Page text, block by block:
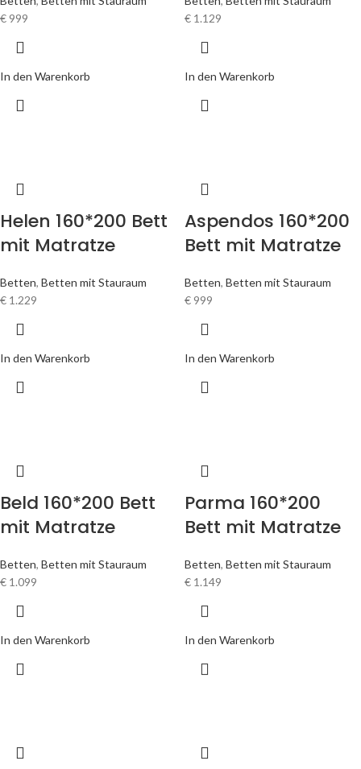
€ 999
In den Warenkorb
€ 1.129
In den Warenkorb
Helen 160*200 Bett
mit Matratze
Betten, Betten mit Stauraum
€ 1.229
In den Warenkorb
Aspendos 160*200
Bett mit Matratze
Betten, Betten mit Stauraum
€ 999
In den Warenkorb
Beld 160*200 Bett
mit Matratze
Betten, Betten mit Stauraum
€ 1.099
In den Warenkorb
Parma 160*200
Bett mit Matratze
Betten, Betten mit Stauraum
€ 1.149
In den Warenkorb